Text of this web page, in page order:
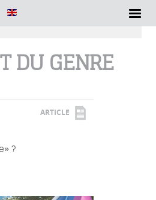
DU GENRE
ARTICLE
?